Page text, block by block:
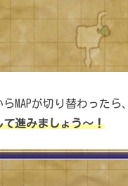
MAPが切り替わったら、
進みましょう～！